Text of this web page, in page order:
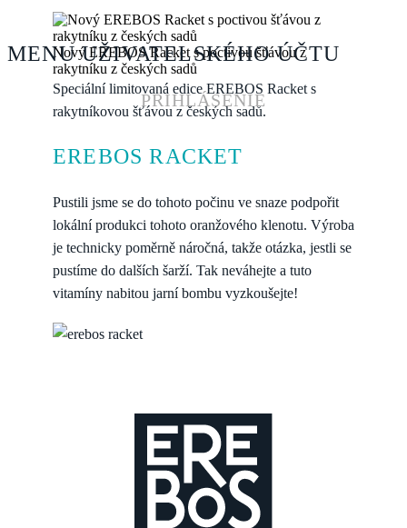
MENU UŽIVATELSKÉHO ÚČTU
PRIHLÁSENIE
Nový EREBOS Racket s poctivou šťávou z
rakytníku z českých sadů
Speciální limitovaná edice EREBOS Racket s
rakytníkovou šťávou z českých sadů.
EREBOS RACKET
Pustili jsme se do tohoto počinu ve snaze podpořit
lokální produkci tohoto oranžového klenotu. Výroba
je technicky poměrně náročná, takže otázka, jestli se
pustíme do dalších šarží. Tak neváhejte a tuto
vitamíny nabitou jarní bombu vyzkoušejte!